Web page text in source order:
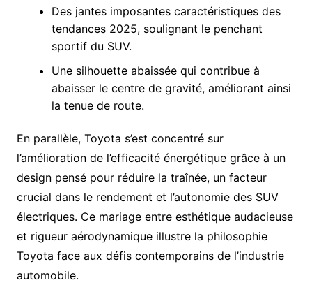
Des jantes imposantes caractéristiques des
tendances 2025, soulignant le penchant
sportif du SUV.
Une silhouette abaissée qui contribue à
abaisser le centre de gravité, améliorant ainsi
la tenue de route.
En parallèle, Toyota s’est concentré sur
l’amélioration de l’efficacité énergétique grâce à un
design pensé pour réduire la traînée, un facteur
crucial dans le rendement et l’autonomie des SUV
électriques. Ce mariage entre esthétique audacieuse
et rigueur aérodynamique illustre la philosophie
Toyota face aux défis contemporains de l’industrie
automobile.